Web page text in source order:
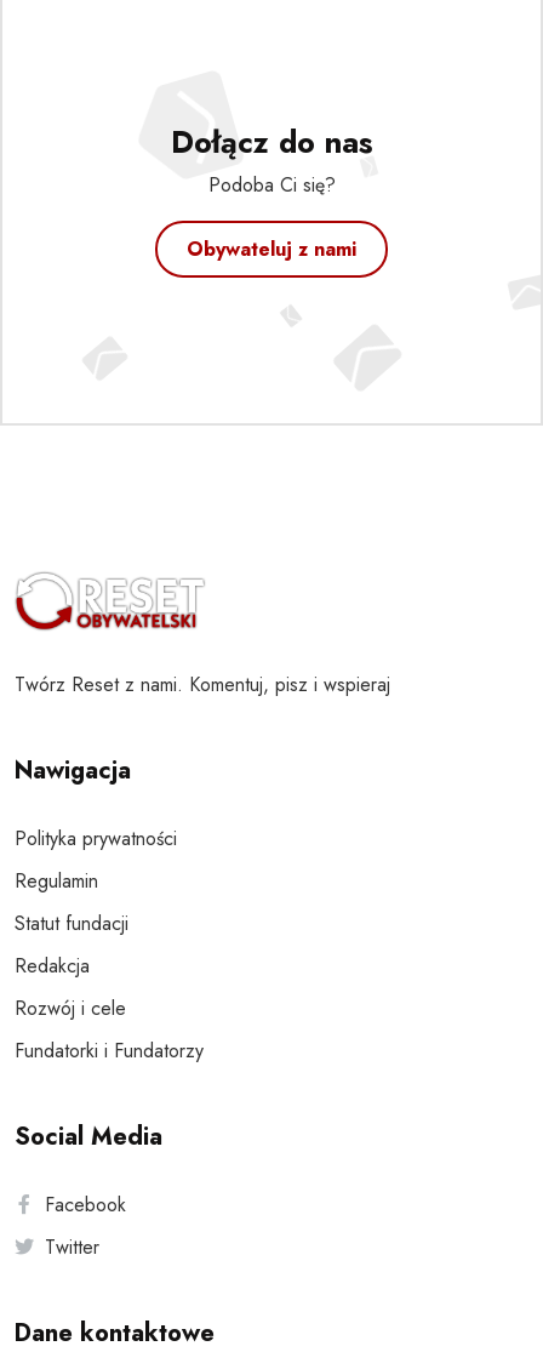
Dołącz do nas
Podoba Ci się?
Obywateluj z nami
Twórz Reset z nami. Komentuj, pisz i wspieraj
Nawigacja
Polityka prywatności
Regulamin
Statut fundacji
Redakcja
Rozwój i cele
Fundatorki i Fundatorzy
Social Media
Facebook
Twitter
Dane kontaktowe